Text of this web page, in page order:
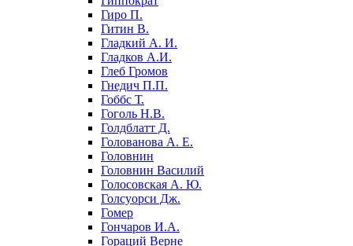
Гиро П.
Гитин В.
Гладкий А. И.
Гладков А.И.
Глеб Громов
Гнедич П.П.
Гоббс Т.
Гоголь Н.В.
Голдблатт Д.
Голованова А. Е.
Головнин
Головнин Василий
Голосовская А. Ю.
Голсуорси Дж.
Гомер
Гончаров И.А.
Гораций Верне